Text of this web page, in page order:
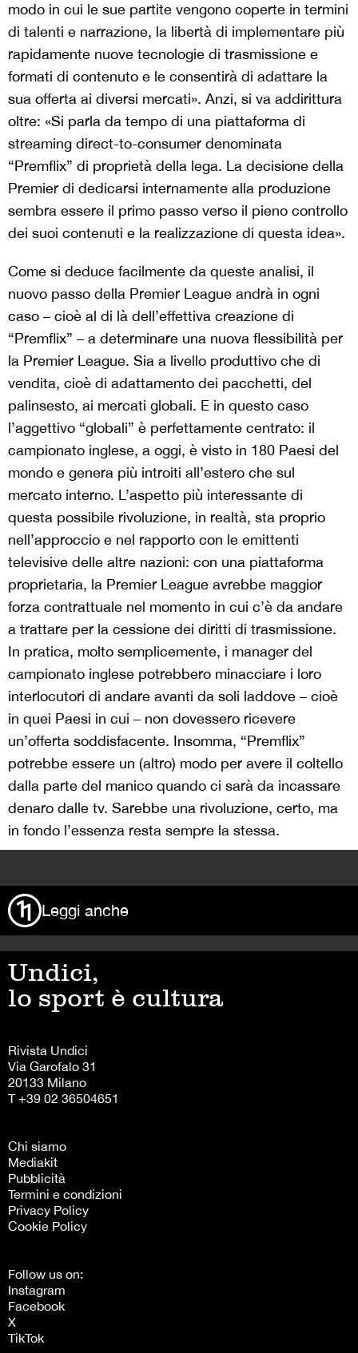
modo in cui le sue partite vengono coperte in termini
di talenti e narrazione, la libertà di implementare più
rapidamente nuove tecnologie di trasmissione e
formati di contenuto e le consentirà di adattare la
sua offerta ai diversi mercati». Anzi, si va addirittura
oltre: «Si parla da tempo di una piattaforma di
streaming direct-to-consumer denominata
“Premflix” di proprietà della lega. La decisione della
Premier di dedicarsi internamente alla produzione
sembra essere il primo passo verso il pieno controllo
dei suoi contenuti e la realizzazione di questa idea».
Come si deduce facilmente da queste analisi, il
nuovo passo della Premier League andrà in ogni
caso – cioè al di là dell’effettiva creazione di
“Premflix” – a determinare una nuova flessibilità per
la Premier League. Sia a livello produttivo che di
vendita, cioè di adattamento dei pacchetti, del
palinsesto, ai mercati globali. E in questo caso
l’aggettivo “globali” è perfettamente centrato: il
campionato inglese, a oggi, è visto in 180 Paesi del
mondo e genera più introiti all’estero che sul
mercato interno. L’aspetto più interessante di
questa possibile rivoluzione, in realtà, sta proprio
nell’approccio e nel rapporto con le emittenti
televisive delle altre nazioni: con una piattaforma
proprietaria, la Premier League avrebbe maggior
forza contrattuale nel momento in cui c’è da andare
a trattare per la cessione dei diritti di trasmissione.
In pratica, molto semplicemente, i manager del
campionato inglese potrebbero minacciare i loro
interlocutori di andare avanti da soli laddove – cioè
in quei Paesi in cui – non dovessero ricevere
un’offerta soddisfacente. Insomma, “Premflix”
potrebbe essere un (altro) modo per avere il coltello
dalla parte del manico quando ci sarà da incassare
denaro dalle tv. Sarebbe una rivoluzione, certo, ma
in fondo l’essenza resta sempre la stessa.
Leggi anche
Undici,
lo sport è cultura
Rivista Undici
Via Garofalo 31
20133 Milano
T +39 02 36504651
Chi siamo
Mediakit
Pubblicità
Termini e condizioni
Privacy Policy
Cookie Policy
Follow us on:
Instagram
Facebook
X
TikTok